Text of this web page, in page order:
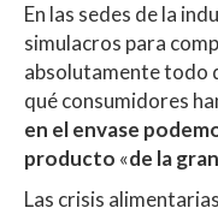
En las sedes de la
simulacros para
absolutamente todo
qué consumidores
en el envase
producto «de la
Las crisis